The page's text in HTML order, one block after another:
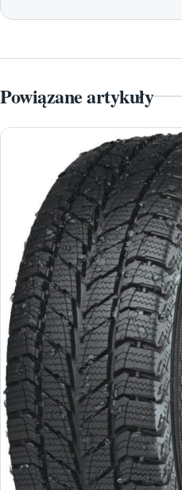
Powiązane artykuły